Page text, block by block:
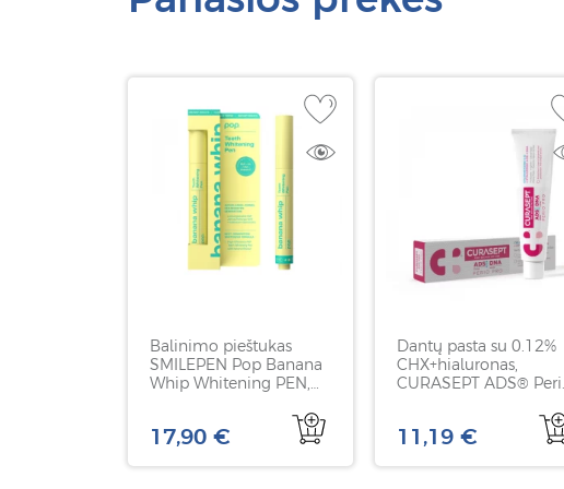
Balinimo pieštukas
SMILEPEN Pop Banana
Whip Whitening PEN,
17,90 €
Dantų pasta su 0.12%
CHX+hialuronas,
CURASEPT ADS® Perio
11,19 €